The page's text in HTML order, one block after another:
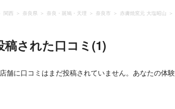
関西 奈良県 奈良・斑鳩・天理 奈良市 赤膚焼窯元 大塩昭山
稿された口コミ(1)
舗に口コミはまだ投稿されていません。あなたの体